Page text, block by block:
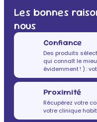
Les bonnes
nous
Confiance
Des produits
qui connaît le
évidemment ! ) :
Proximité
Récupérez votre
votre clinique